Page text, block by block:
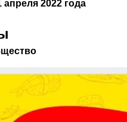
апреля 2022 года